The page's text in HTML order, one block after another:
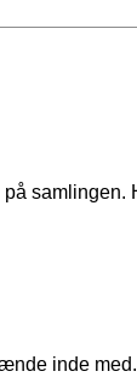
samlingen.
inde